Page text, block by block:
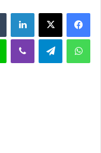
فيسبوك ‫X لينكدإن
واتساب تيلقرام